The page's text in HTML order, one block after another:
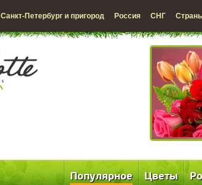
Санкт-Петербург и пригород Россия СНГ
Популярное Цветы